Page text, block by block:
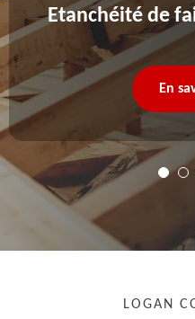
Etanchéité de
En
LOGAN